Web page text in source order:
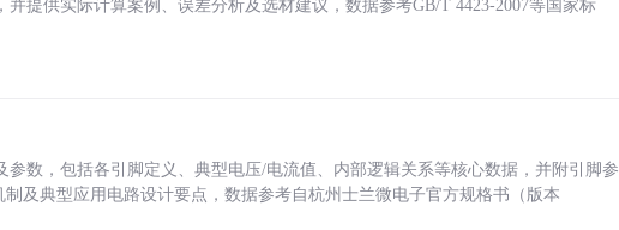
并提供实际计算案例、误差分析及选材建议，数据参考GB/T 4423-2007等国家标
参数，包括各引脚定义、典型电压/电流值、内部逻辑关系等核心数据，并附引脚参
及典型应用电路设计要点，数据参考自杭州士兰微电子官方规格书（版本